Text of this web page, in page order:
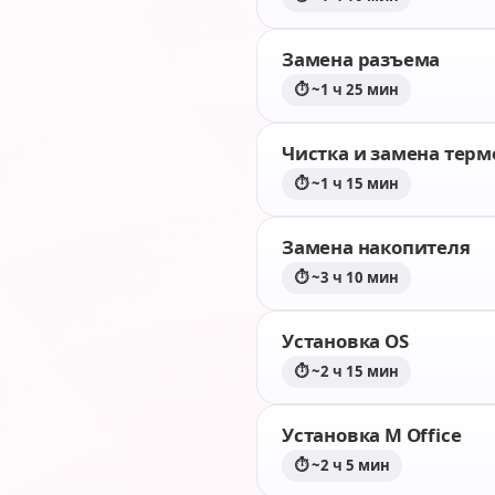
Замена разъема
⏱ ~1 ч 25 мин
Чистка и замена
⏱ ~1 ч 15 мин
Замена накопителя
⏱ ~3 ч 10 мин
Установка OS
⏱ ~2 ч 15 мин
Установка M Office
⏱ ~2 ч 5 мин